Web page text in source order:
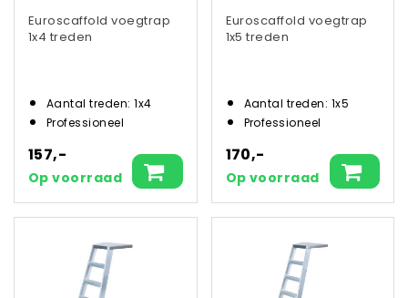
Euroscaffold voegtrap
1x4 treden
Aantal treden: 1x4
Professioneel
157,-
Op voorraad
Euroscaffold voegtrap
1x5 treden
Aantal treden: 1x5
Professioneel
170,-
Op voorraad